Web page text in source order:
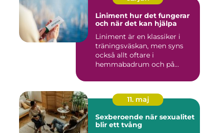
Liniment hur det fungerar
och när det kan hjälpa
Liniment är en klassiker i
träningsväskan, men syns
också allt oftare i
hemmabadrum och på
11. maj
Sexberoende när sexualitet
blir ett tvång